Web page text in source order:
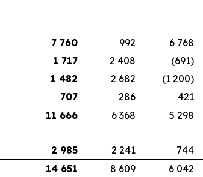
7 760 992 6 768
1 717 2 408 (691)
1 482 2 682 (1 200)
707 286 421
11 666 6 368 5 298
2 985 2 241 744
14 651 8 609 6 042